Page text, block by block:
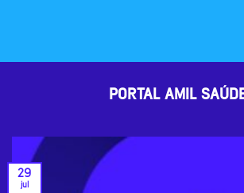
PORTAL AMIL
29
jul